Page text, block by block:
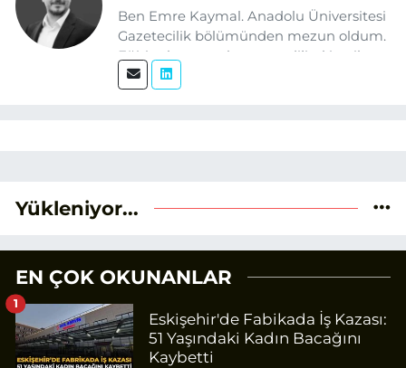
Ben Emre Kaymal. Anadolu Üniversitesi
Gazetecilik bölümünden mezun oldum.
Eğitim hayatım boyunca dijital içerik
üretimi ve arama motoru
Yükleniyor...
EN ÇOK OKUNANLAR
Eskişehir'de Fabikada İş Kazası:
51 Yaşındaki Kadın Bacağını
Kaybetti
1